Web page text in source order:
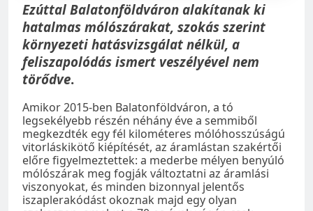
Ezúttal Balatonföldváron alakítanak ki
hatalmas mólószárakat, szokás szerint
környezeti hatásvizsgálat nélkül, a
feliszapolódás ismert veszélyével nem
törődve.
Amikor 2015-ben Balatonföldváron, a tó
legsekélyebb részén néhány éve a semmiből
megkezdték egy fél kilométeres mólóhosszúságú
vitorláskikötő kiépítését, az áramlástan szakértői
előre figyelmeztettek: a mederbe mélyen benyúló
mólószárak meg fogják változtatni az áramlási
viszonyokat, és minden bizonnyal jelentős
iszaplerakódást okoznak majd egy olyan